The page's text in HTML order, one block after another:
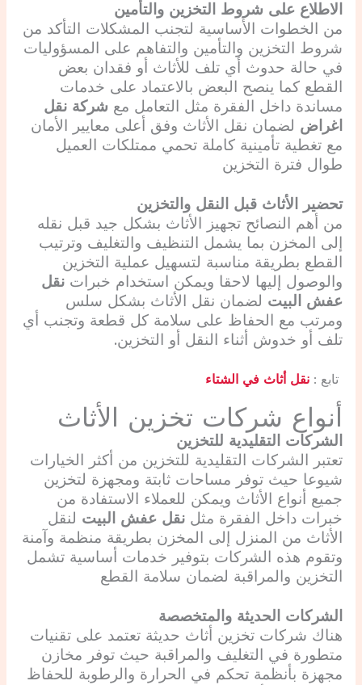
الاطلاع على شروط التخزين والتأمين
من الخطوات الأساسية لتجنب المشكلات التأكد من
شروط التخزين والتأمين والتفاهم على المسؤوليات
في حالة حدوث أي تلف للأثاث أو فقدان بعض
القطع كما ينصح البعض بالاعتماد على خدمات
مساندة داخل الفقرة مثل التعامل مع شركة نقل
اغراض لضمان نقل الأثاث وفق أعلى معايير الأمان
مع تغطية تأمينية كاملة تحمي ممتلكات العميل
طوال فترة التخزين
تحضير الأثاث قبل النقل والتخزين
من أهم النصائح تجهيز الأثاث بشكل جيد قبل نقله
إلى المخزن بما يشمل التنظيف والتغليف وترتيب
القطع بطريقة مناسبة لتسهيل عملية التخزين
والوصول إليها لاحقا ويمكن استخدام خبرات نقل
عفش البيت لضمان نقل الأثاث بشكل سلس
ومرتب مع الحفاظ على سلامة كل قطعة وتجنب أي
تلف أو خدوش أثناء النقل أو التخزين.
تابع : نقل أثاث في الشتاء
أنواع شركات تخزين الأثاث
الشركات التقليدية للتخزين
تعتبر الشركات التقليدية للتخزين من أكثر الخيارات
شيوعا حيث توفر مساحات ثابتة ومجهزة لتخزين
جميع أنواع الأثاث ويمكن للعملاء الاستفادة من
خبرات داخل الفقرة مثل نقل عفش البيت لنقل
الأثاث من المنزل إلى المخزن بطريقة منظمة وآمنة
وتقوم هذه الشركات بتوفير خدمات أساسية تشمل
التخزين والمراقبة لضمان سلامة القطع
الشركات الحديثة والمتخصصة
هناك شركات تخزين أثاث حديثة تعتمد على تقنيات
متطورة في التغليف والمراقبة حيث توفر مخازن
مجهزة بأنظمة تحكم في الحرارة والرطوبة للحفاظ